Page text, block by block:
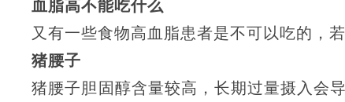
又有一些食物高血脂患者是不可以吃的，
猪腰子
猪腰子胆固醇含量较高，长期过量摄入会